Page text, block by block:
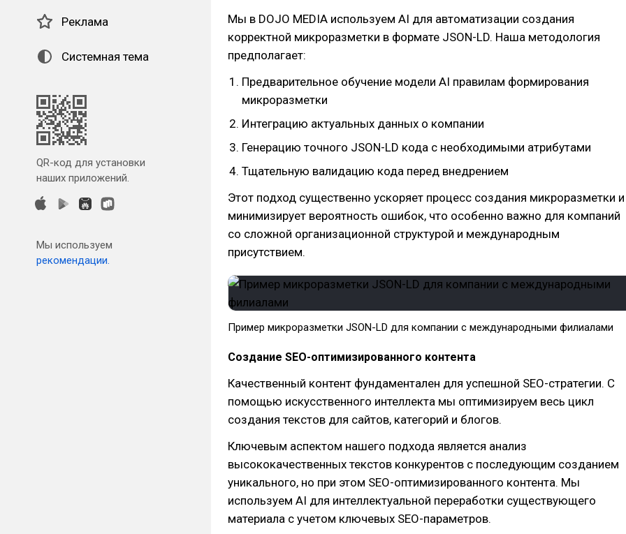
Реклама
Системная тема
QR-код для установки
наших приложений.
Мы используем
рекомендации.
Мы в DOJO MEDIA используем AI для автоматизации создания
корректной микроразметки в формате JSON-LD. Наша методология
предполагает:
Предварительное обучение модели AI правилам формирования
микроразметки
Интеграцию актуальных данных о компании
Генерацию точного JSON-LD кода с необходимыми атрибутами
Тщательную валидацию кода перед внедрением
Этот подход существенно ускоряет процесс создания микроразметки и
минимизирует вероятность ошибок, что особенно важно для компаний
со сложной организационной структурой и международным
присутствием.
Пример микроразметки JSON-LD для компании с международными филиалами
Создание SEO-оптимизированного контента
Качественный контент фундаментален для успешной SEO-стратегии. С
помощью искусственного интеллекта мы оптимизируем весь цикл
создания текстов для сайтов, категорий и блогов.
Ключевым аспектом нашего подхода является анализ
высококачественных текстов конкурентов с последующим созданием
уникального, но при этом SEO-оптимизированного контента. Мы
используем AI для интеллектуальной переработки существующего
материала с учетом ключевых SEO-параметров.